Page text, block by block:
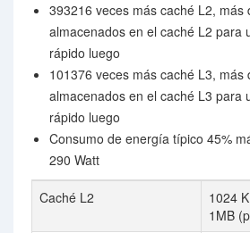
393216 veces más caché L2, más
almacenados en el caché L2 para
rápido luego
101376 veces más caché L3, más
almacenados en el caché L3 para
rápido luego
Consumo de energía típico 45%
290 Watt
Caché L2
1024
1MB